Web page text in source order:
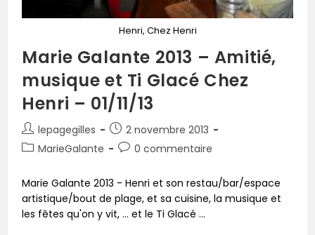
Henri, Chez Henri
Marie Galante 2013 – Amitié,
musique et Ti Glacé Chez
Henri – 01/11/13
lepagegilles
2 novembre 2013
MarieGalante
0 commentaire
Marie Galante 2013 - Henri et son restau/bar/espace
artistique/bout de plage, et sa cuisine, la musique et
les fêtes qu'on y vit, ... et le Ti Glacé ...